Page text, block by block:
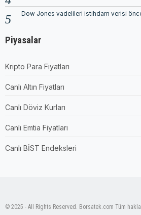
Dow Jones vadelileri istihdam verisi
Piyasalar
Kripto Para Fiyatları
Canlı Altın Fiyatları
Canlı Döviz Kurları
Canlı Emtia Fiyatları
Canlı BİST Endeksleri
© 2025 - All Rights Reserved. Borsatek.com Tüm